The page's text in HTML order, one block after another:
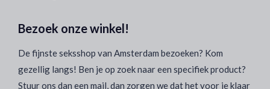
Bezoek onze winkel!
De fijnste seksshop van Amsterdam bezoeken? Kom
gezellig langs! Ben je op zoek naar een specifiek product?
Stuur ons dan een mail, dan zorgen we dat het voor je klaar